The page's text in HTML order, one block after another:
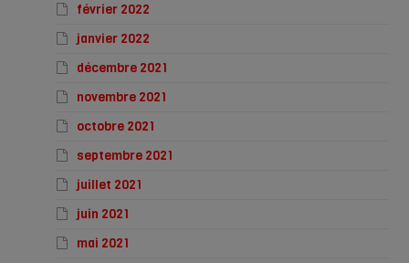
février 2022
janvier 2022
décembre 2021
novembre 2021
octobre 2021
septembre 2021
juillet 2021
juin 2021
mai 2021